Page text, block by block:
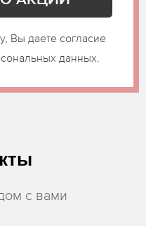
Вы даете согласие
данных.
с вами